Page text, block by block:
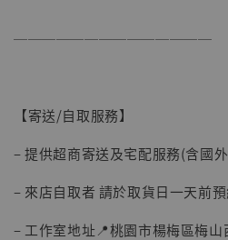
──────────────
【寄送/自取服務】
– 提供超商寄送及宅配服務(含國
– 來店自取者 請於取貨日一天前
– 工作室地址📍桃園市楊梅區梅山